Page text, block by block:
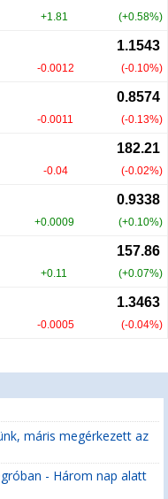
máris megérkezett az
- Három nap alatt